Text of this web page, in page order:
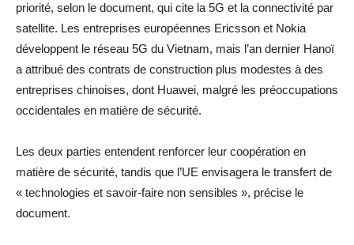
priorité, selon le document, qui cite la 5G et la connectivité par
satellite. Les entreprises européennes Ericsson et Nokia
développent le réseau 5G du Vietnam, mais l’an dernier Hanoï
a attribué des contrats de construction plus modestes à des
entreprises chinoises, dont Huawei, malgré les préoccupations
occidentales en matière de sécurité.
Les deux parties entendent renforcer leur coopération en
matière de sécurité, tandis que l’UE envisagera le transfert de
« technologies et savoir-faire non sensibles », précise le
document.